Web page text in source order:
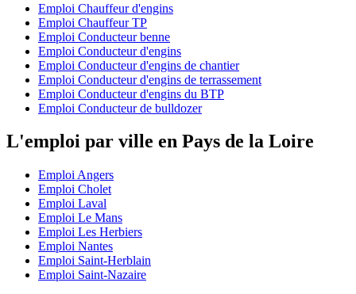
Emploi Chauffeur d'engins
Emploi Chauffeur TP
Emploi Conducteur benne
Emploi Conducteur d'engins
Emploi Conducteur d'engins de chantier
Emploi Conducteur d'engins de terrassement
Emploi Conducteur d'engins du BTP
Emploi Conducteur de bulldozer
L'emploi par ville en Pays de la Loire
Emploi Angers
Emploi Cholet
Emploi Laval
Emploi Le Mans
Emploi Les Herbiers
Emploi Nantes
Emploi Saint-Herblain
Emploi Saint-Nazaire